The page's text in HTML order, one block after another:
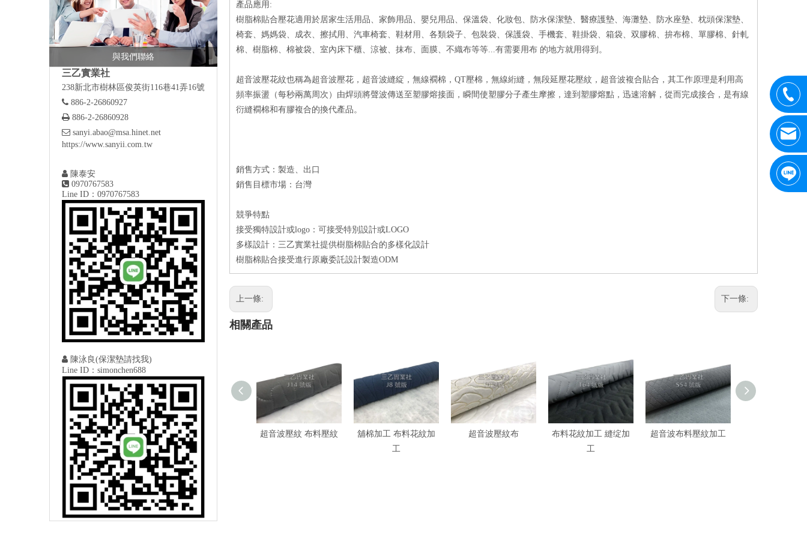
與我們聯絡
三乙實業社
238新北市樹林區俊英街116巷41弄16號
 886-2-26860927
 886-2-26860928
 sanyi.abao@msa.hinet.net
https://www.sanyii.com.tw
 陳泰安
 0970767583
Line ID：0970767583
 陳泳良(保潔墊請找我)
Line ID：simonchen688
產品應用:
樹脂棉貼合壓花適用於居家生活用品、家飾用品、嬰兒用品、保溫袋、化妝包、防水保潔墊、醫療護墊、海灘墊、防水座墊、枕頭保潔墊、
椅套、媽媽袋、成衣、擦拭用、汽車椅套、鞋材用、各類袋子、包裝袋、保護袋、手機套、鞋掛袋、箱袋、双膠棉、拚布棉、單膠棉、針軋
棉、樹脂棉、棉被袋、室內床下櫃、涼被、抹布、面膜、不織布等等...有需要用布 的地方就用得到。
超音波壓花紋也稱為超音波壓花，超音波縫綻，無線襉棉，QT壓棉，無線絎縫，無段延壓花壓紋，超音波複合貼合，其工作原理是利用高
頻率振盪（每秒兩萬周次）由焊頭將聲波傳送至塑膠熔接面，瞬間使塑膠分子產生摩擦，達到塑膠熔點，迅速溶解，從而完成接合，是有線
衍縫襉棉和有膠複合的換代產品。
銷售方式：製造、出口
銷售目標市場：台灣
競爭特點
接受獨特設計或logo：可接受特別設計或LOGO
多樣設計：三乙實業社提供樹脂棉貼合的多樣化設計
樹脂棉貼合接受進行原廠委託設計製造ODM
上一條: 下一條:
相關產品
超音波壓紋 布料壓紋
舖棉加工 布料花紋加
工
超音波壓紋布
布料花紋加工 縫绽加
工
超音波布料壓紋加工